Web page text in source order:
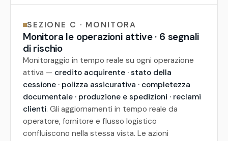
SEZIONE C · MONITORA
Monitora le operazioni attive · 6 segnali
di rischio
Monitoraggio in tempo reale su ogni operazione
attiva — credito acquirente · stato della
cessione · polizza assicurativa · completezza
documentale · produzione e spedizioni · reclami
clienti. Gli aggiornamenti in tempo reale da
operatore, fornitore e flusso logistico
confluiscono nella stessa vista. Le azioni